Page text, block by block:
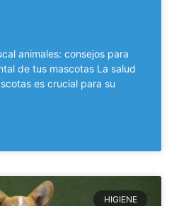
animales: consejos para
de tus mascotas La salud
es crucial para su
HIGIENE